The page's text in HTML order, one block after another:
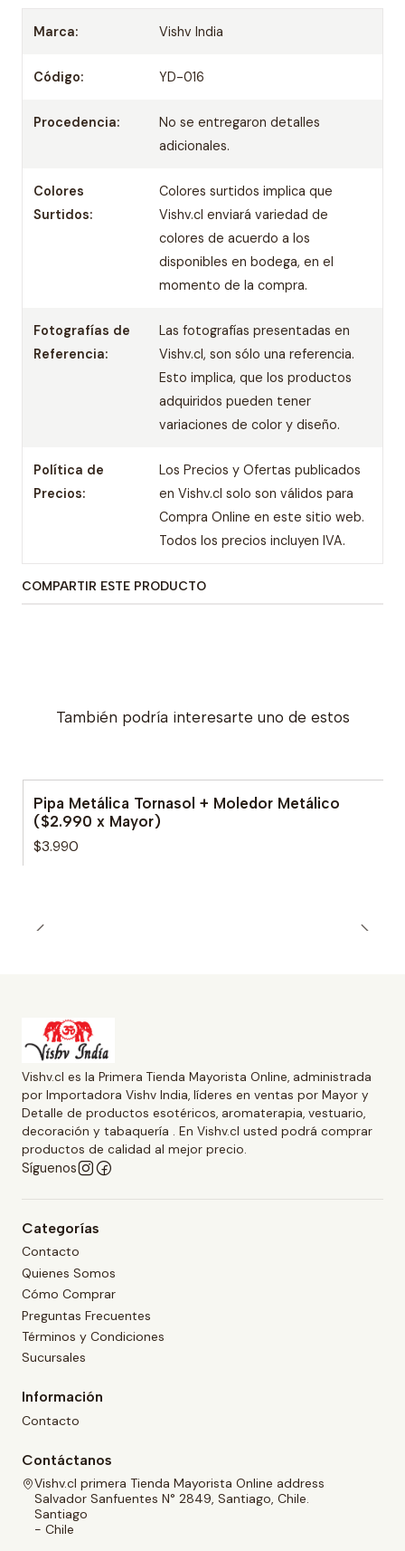
Marca: Vishv India
Código: YD-016
Procedencia:
No se entregaron detalles
adicionales.
Colores
Surtidos:
Colores surtidos implica que
Vishv.cl enviará variedad de
colores de acuerdo a los
disponibles en bodega, en el
momento de la compra.
Fotografías de
Referencia:
Las fotografías presentadas en
Vishv.cl, son sólo una referencia.
Esto implica, que los productos
adquiridos pueden tener
variaciones de color y diseño.
Política de
Precios:
Los Precios y Ofertas publicados
en Vishv.cl solo son válidos para
Compra Online en este sitio web.
Todos los precios incluyen IVA.
COMPARTIR ESTE PRODUCTO
También podría interesarte uno de estos
Pipa Metálica Tornasol + Moledor Metálico
($2.990 x Mayor)
$3.990
Vishv.cl es la Primera Tienda Mayorista Online, administrada
por Importadora Vishv India, líderes en ventas por Mayor y
Detalle de productos esotéricos, aromaterapia, vestuario,
decoración y tabaquería . En Vishv.cl usted podrá comprar
productos de calidad al mejor precio.
Síguenos
Categorías
Contacto
Quienes Somos
Cómo Comprar
Preguntas Frecuentes
Términos y Condiciones
Sucursales
Información
Contacto
Contáctanos
Vishv.cl primera Tienda Mayorista Online address
Salvador Sanfuentes N° 2849, Santiago, Chile.
Santiago
- Chile